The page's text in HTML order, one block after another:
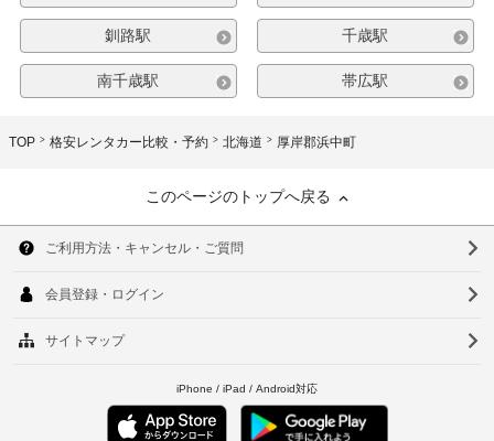
釧路駅 千歳駅
南千歳駅 帯広駅
TOP 格安レンタカー比較・予約 北海道 厚岸郡浜中町
このページのトップへ戻る